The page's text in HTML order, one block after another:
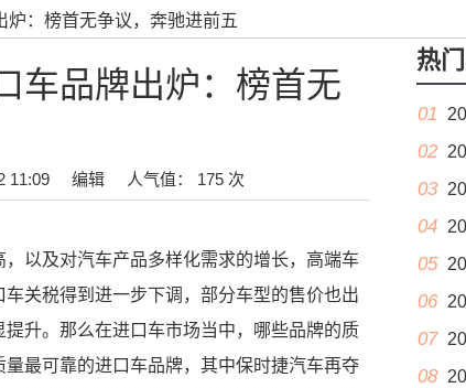
：榜首无争议，奔驰进前五
车品牌出炉：榜首无
11:09 编辑 人气值： 175 次
以及对汽车产品多样化需求的增长，高端车
关税得到进一步下调，部分车型的售价也出
升。那么在进口车市场当中，哪些品牌的质
最可靠的进口车品牌，其中保时捷汽车再夺
热
01
02
03
04
05
06
07
08